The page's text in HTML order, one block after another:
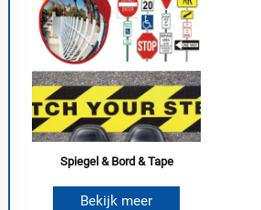
Spiegel & Bord & Tape
Bekijk meer